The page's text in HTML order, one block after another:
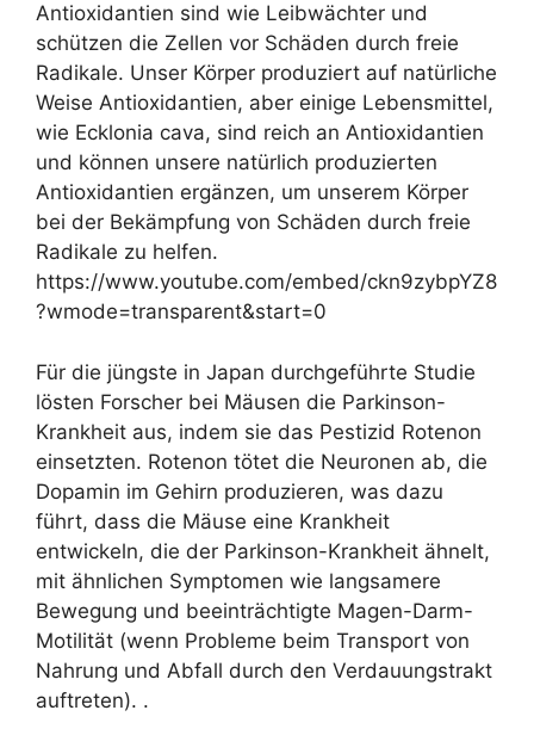
Antioxidantien sind wie Leibwächter und
schützen die Zellen vor Schäden durch freie
Radikale. Unser Körper produziert auf natürliche
Weise Antioxidantien, aber einige Lebensmittel,
wie Ecklonia cava, sind reich an Antioxidantien
und können unsere natürlich produzierten
Antioxidantien ergänzen, um unserem Körper
bei der Bekämpfung von Schäden durch freie
Radikale zu helfen.
https://www.youtube.com/embed/ckn9zybpYZ8
?wmode=transparent&start=0
Für die jüngste in Japan durchgeführte Studie
lösten Forscher bei Mäusen die Parkinson-
Krankheit aus, indem sie das Pestizid Rotenon
einsetzten. Rotenon tötet die Neuronen ab, die
Dopamin im Gehirn produzieren, was dazu
führt, dass die Mäuse eine Krankheit
entwickeln, die der Parkinson-Krankheit ähnelt,
mit ähnlichen Symptomen wie langsamere
Bewegung und beeinträchtigte Magen-Darm-
Motilität (wenn Probleme beim Transport von
Nahrung und Abfall durch den Verdauungstrakt
auftreten). .